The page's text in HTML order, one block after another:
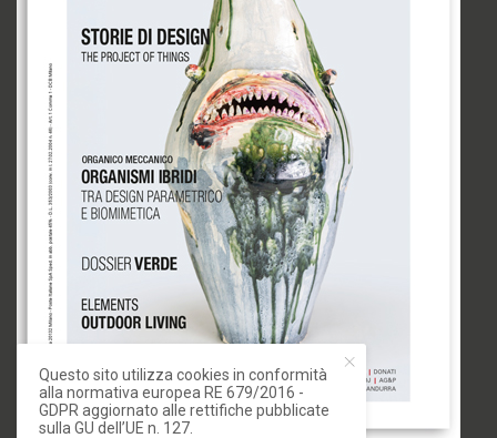
Questo sito utilizza cookies in conformità
alla normativa europea RE 679/2016 -
GDPR aggiornato alle rettifiche pubblicate
sulla GU dell’UE n. 127.